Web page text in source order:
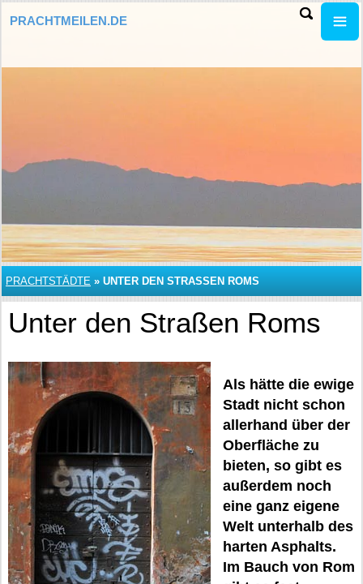
PRACHTMEILEN.DE
PRACHTSTÄDTE » UNTER DEN STRASSEN ROMS
Unter den Straßen Roms
Als hätte die ewige
Stadt nicht schon
allerhand über der
Oberfläche zu
bieten, so gibt es
außerdem noch
eine ganz eigene
Welt unterhalb des
harten Asphalts.
Im Bauch von Rom